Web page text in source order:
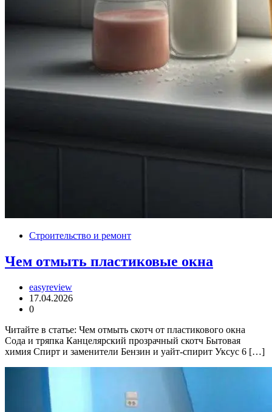
Строительство и ремонт
Чем отмыть пластиковые окна
easyreview
17.04.2026
0
Читайте в статье: Чем отмыть скотч от пластикового окна
Сода и тряпка Канцелярский прозрачный скотч Бытовая
химия Спирт и заменители Бензин и уайт-спирит Уксус 6 […]